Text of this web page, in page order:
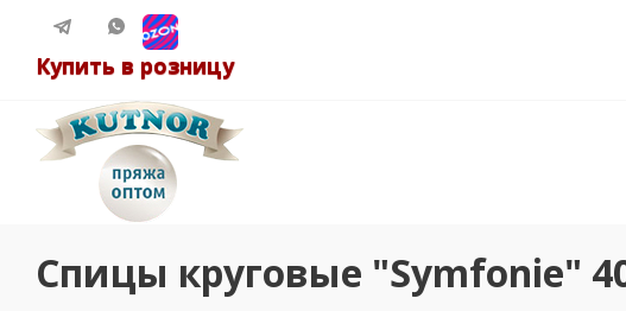
Купить в розницу
Спицы круговые "Symfonie"